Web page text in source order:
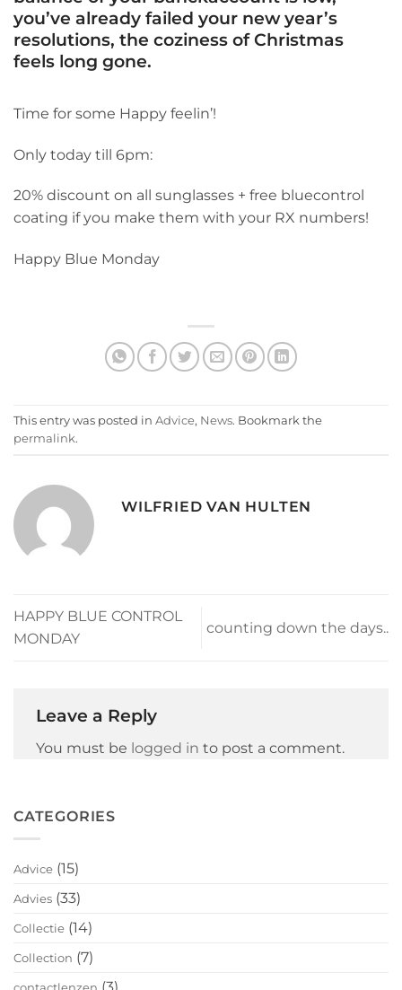
you’ve already failed your new year’s
resolutions, the coziness of Christmas
feels long gone.
Time for some Happy feelin’!
Only today till 6pm:
20% discount on all sunglasses + free bluecontrol
coating if you make them with your RX numbers!
Happy Blue Monday
This entry was posted in Advice, News. Bookmark the
permalink.
WILFRIED VAN HULTEN
HAPPY BLUE CONTROL
MONDAY
counting down the days..
Leave a Reply
You must be logged in to post a comment.
CATEGORIES
Advice (15)
Advies (33)
Collectie (14)
Collection (7)
contactlenzen (3)